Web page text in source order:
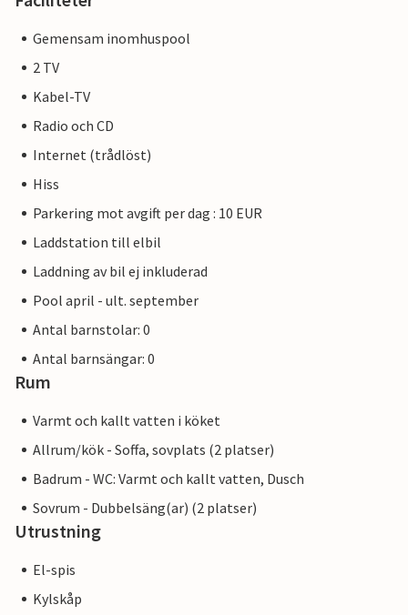
Gemensam inomhuspool
2 TV
Kabel-TV
Radio och CD
Internet (trådlöst)
Hiss
Parkering mot avgift per dag : 10 EUR
Laddstation till elbil
Laddning av bil ej inkluderad
Pool april - ult. september
Antal barnstolar: 0
Antal barnsängar: 0
Rum
Varmt och kallt vatten i köket
Allrum/kök - Soffa, sovplats (2 platser)
Badrum - WC: Varmt och kallt vatten, Dusch
Sovrum - Dubbelsäng(ar) (2 platser)
Utrustning
El-spis
Kylskåp